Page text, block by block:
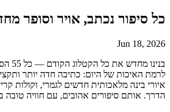
כל סיפור נכתב, אויר וסופר
Jun 18, 2026
לרמת האיכות של היום: כתיבה חדה יותר
איורי בינה מלאכותית חדשים לגמרי, וקולות
הדרך. אותם סיפורים אהובים, עם חוויה טובה